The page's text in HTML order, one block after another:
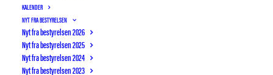
KALENDER
NYT FRA BESTYRELSEN
Nyt fra bestyrelsen 2026
Nyt fra bestyrelsen 2025
Nyt fra bestyrelsen 2024
Nyt fra bestyrelsen 2023